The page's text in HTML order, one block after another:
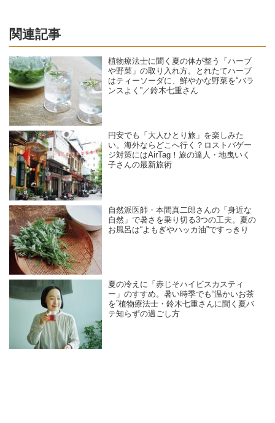
関連記事
植物療法士に聞く夏の体が整う「ハーブ
や野菜」の取り入れ方。とれたてハーブ
はティーソーダに、鮮やかな野菜を“バラ
ンスよく”／鈴木七重さん
円安でも「大人ひとり旅」を楽しみた
い。海外ならどこへ行く？ロストバゲー
ジ対策にはAirTag！旅の達人・地曳いく
子さんの最新旅術
自然派医師・本間真二郎さんの「身近な
自然」で暑さを乗り切る3つの工夫。夏の
お風呂は“よもぎやハッカ油”ですっきり
夏の冷えに「赤じそハイビスカスティ
ー」のすすめ。暑い時季でも“温かいお茶
を”植物療法士・鈴木七重さんに聞く夏バ
テ知らずの過ごし方